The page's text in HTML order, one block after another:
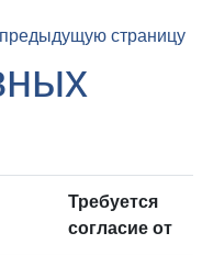
страницу
Требуется
согласие от